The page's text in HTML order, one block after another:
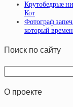
Крутобедрые
Кот
Фотограф
который
Поиск по сайту
О проекте